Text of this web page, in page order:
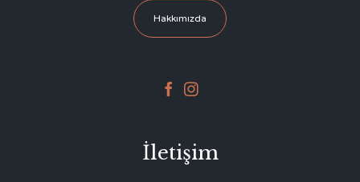
Hakkımızda
 
İletişim